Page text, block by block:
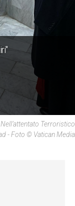
Terroristico
- Foto © Vatican Media